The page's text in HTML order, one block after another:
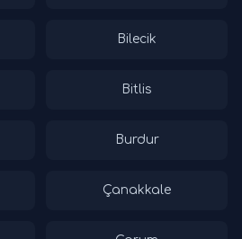
Bilecik
Bitlis
Burdur
Çanakkale